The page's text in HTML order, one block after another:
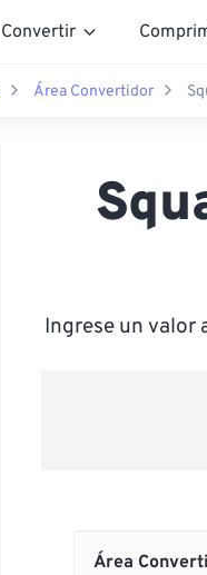
Convertir
Área Convertidor
Ingrese un valor